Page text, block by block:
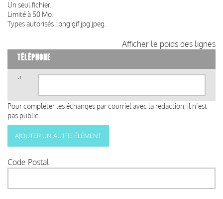
Un seul fichier.
Limité à 50 Mo.
Types autorisés : png gif jpg jpeg.
Afficher le poids des lignes
TÉLÉPHONE
1)
Pour compléter les échanges par courriel avec la rédaction, il n’est
pas public.
Code Postal